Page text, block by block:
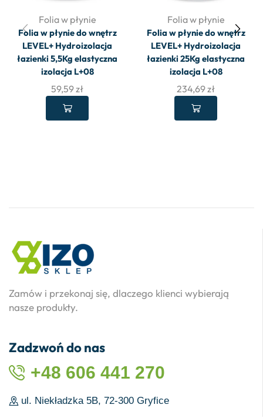
Folia w płynie
Folia w płynie do wnętrz
LEVEL+ Hydroizolacja
łazienki 5,5Kg elastyczna
izolacja L+08
59,59zł
Folia w płynie
Folia w płynie do wnętrz
LEVEL+ Hydroizolacja
łazienki 25Kg elastyczna
izolacja L+08
234,69zł
Zamów i przekonaj się, dlaczego klienci wybierają
nasze produkty.
Zadzwoń do nas
+48 606 441 270
ul. Niekładzka 5B, 72-300 Gryfice